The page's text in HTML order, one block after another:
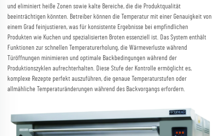
und eliminiert heiße Zonen sowie kalte Bereiche, die die Produktqualität
beeinträchtigen könnten. Betreiber können die Temperatur mit einer Genauigkeit von
einem Grad feinjustieren, was für konsistente Ergebnisse bei empfindlichen
Produkten wie Kuchen und spezialisierten Broten essenziell ist. Das System enthält
Funktionen zur schnellen Temperaturerholung, die Wärmeverluste während
Türöffnungen minimieren und optimale Backbedingungen während der
Produktionszyklen aufrechterhalten. Diese Stufe der Kontrolle ermöglicht es,
komplexe Rezepte perfekt auszuführen, die genaue Temperaturstufen oder
allmähliche Temperaturänderungen während des Backvorgangs erfordern.